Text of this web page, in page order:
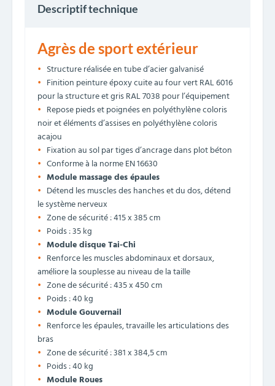
Descriptif technique
Agrès de sport extérieur
Structure réalisée en tube d’acier galvanisé
Finition peinture époxy cuite au four vert RAL 6016
pour la structure et gris RAL 7038 pour l’équipement
Repose pieds et poignées en polyéthylène coloris
noir et éléments d’assises en polyéthylène coloris
acajou
Fixation au sol par tiges d’ancrage dans plot béton
Conforme à la norme EN 16630
Module massage des épaules
Détend les muscles des hanches et du dos, détend
le système nerveux
Zone de sécurité : 415 x 385 cm
Poids : 35 kg
Module disque Tai-Chi
Renforce les muscles abdominaux et dorsaux,
améliore la souplesse au niveau de la taille
Zone de sécurité : 435 x 450 cm
Poids : 40 kg
Module Gouvernail
Renforce les épaules, travaille les articulations des
bras
Zone de sécurité : 381 x 384,5 cm
Poids : 40 kg
Module Roues